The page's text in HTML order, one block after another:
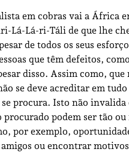
em cobras vai a África
Lá-Lá-ri-Táli de que lhe
de todos os seus
que têm defeitos,
disso. Assim como, que
se deve acreditar em
procura. Isto não invalida
podem ser tão ou
por exemplo,
ou encontrar